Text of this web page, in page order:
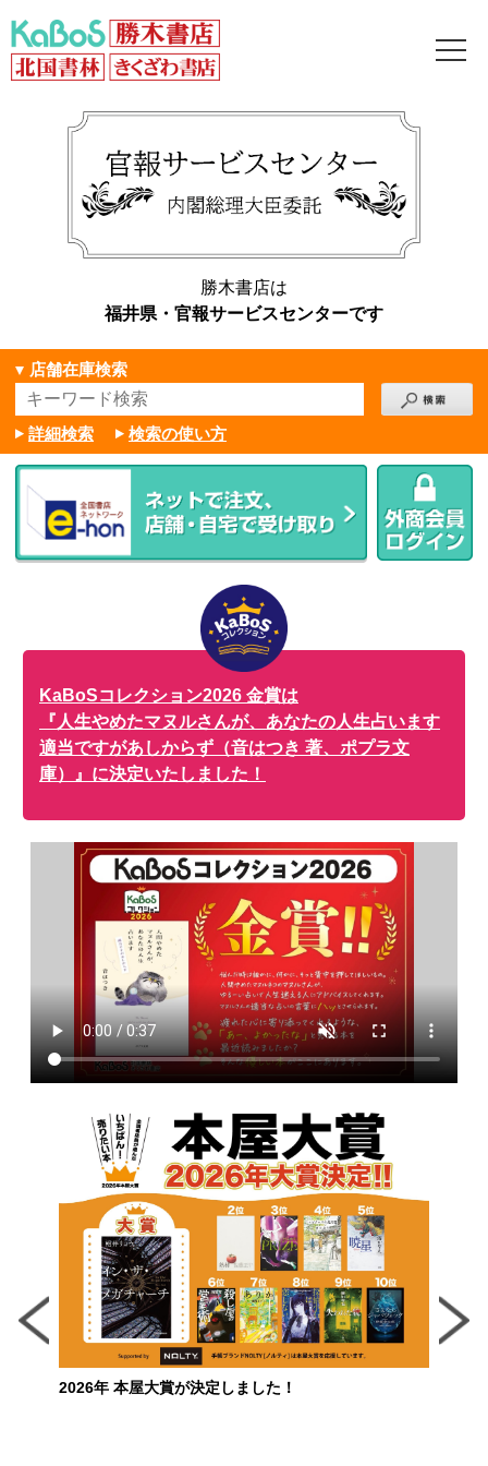
勝木書店は
福井県・官報サービスセンターです
店舗在庫検索
詳細検索 検索の使い方
KaBoSコレクション2026 金賞は
『人生やめたマヌルさんが、あなたの人生占います
適当ですがあしからず（音はつき 著、ポプラ文
庫）』に決定いたしました！
2026年 本屋大賞が決定しました！